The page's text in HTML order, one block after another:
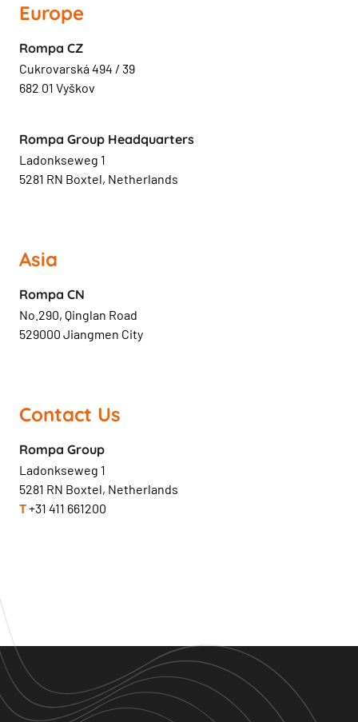
Europe
Rompa CZ
Cukrovarská 494 / 39
682 01 Vyškov
Rompa Group Headquarters
Ladonkseweg 1
5281 RN Boxtel, Netherlands
Asia
Rompa CN
No.290, Qinglan Road
529000 Jiangmen City
Contact Us
Rompa Group
Ladonkseweg 1
5281 RN Boxtel, Netherlands
T+31 411 661200